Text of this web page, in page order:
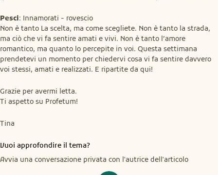
Pesci: Innamorati - rovescio
Non è tanto La scelta, ma come scegliete. Non è tanto la strada,
ma ciò che vi fa sentire amati e vivi. Non è tanto l’amore
romantico, ma quanto lo percepite in voi. Questa settimana
prendetevi un momento per chiedervi cosa vi fa sentire davvero
voi stessi, amati e realizzati. E ripartite da qui!
Grazie per avermi letta.
Ti aspetto su Profetum!
Tina
Vuoi approfondire il tema?
Avvia una conversazione privata con l'autrice dell'articolo